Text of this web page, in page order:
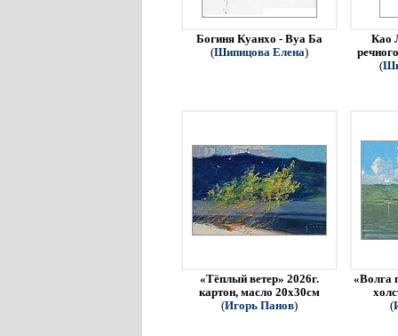
Богиня Куанхо - Вуа Ба
(Шипицова Елена)
Као
(
«Тёплый ветер» 2026г.
картон, масло 20х30см
(Игорь Панов)
«Волга
(